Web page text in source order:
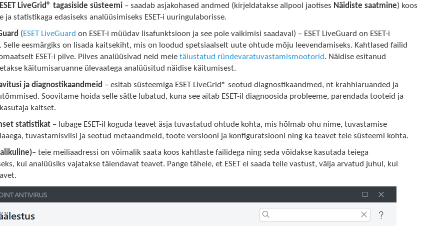
LiveGrid® tagasiside süsteemi – saadab asjakohased andmed (kirjeldatakse allpool jaotises Näidiste saatmine) koos
ja statistikaga edasiseks analüüsimiseks ESET-i uuringulaborisse.
(ESET LiveGuard on ESET-i müüdav lisafunktsioon ja see pole vaikimisi saadaval) – ESET LiveGuard on ESET-i
Selle eesmärgiks on lisada kaitsekiht, mis on loodud spetsiaalselt uute ohtude mõju leevendamiseks. Kahtlased failid
ESET-i pilve. Pilves analüüsivad neid meietäiustatud ründevaratuvastamismootorid. Näidise esitanud
käitumisaruanne ülevaatega analüüsitud näidise käitumisest.
ja diagnostikaandmeid – esitab süsteemiga ESET LiveGrid® seotud diagnostikaandmed, nt krahhiaruanded ja
Soovitame hoida selle sätte lubatud, kuna see aitab ESET-il diagnoosida probleeme, parendada tooteid ja
kaitset.
statistikat – lubage ESET-il koguda teavet äsja tuvastatud ohtude kohta, mis hõlmab ohu nime, tuvastamise
tuvastamisviisi ja seotud metaandmeid, toote versiooni ja konfiguratsiooni ning ka teavet teie süsteemi kohta.
– teie meiliaadressi on võimalik saata koos kahtlaste failidega ning seda võidakse kasutada teiega
kui analüüsiks vajatakse täiendavat teavet. Pange tähele, et ESET ei saada teile vastust, välja arvatud juhul, kui